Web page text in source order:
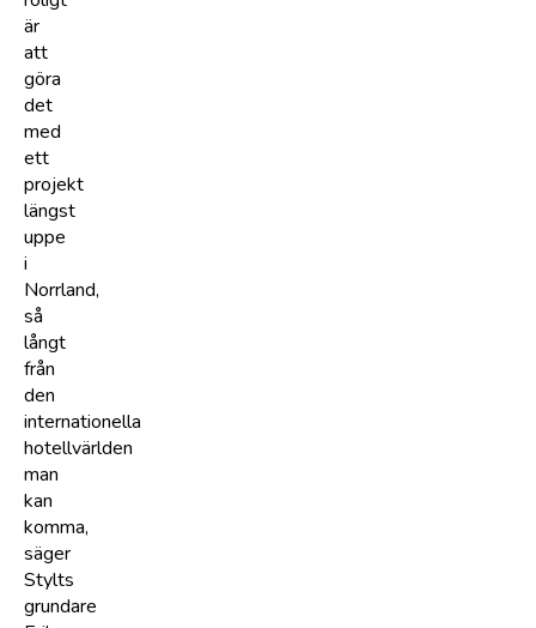
är
att
göra
det
med
ett
projekt
längst
uppe
i
Norrland,
så
långt
från
den
internationella
hotellvärlden
man
kan
komma,
säger
Stylts
grundare